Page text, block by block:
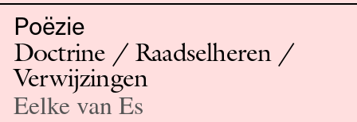
Poëzie
Doctrine / Raadselheren /
Verwijzingen
Eelke van Es